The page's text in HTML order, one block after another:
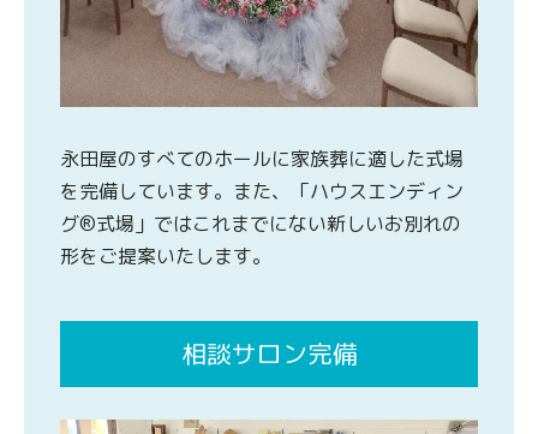
永田屋のすべてのホールに家族葬に適した式場
を完備しています。また、「ハウスエンディン
グ®式場」ではこれまでにない新しいお別れの
形をご提案いたします。
相談サロン完備